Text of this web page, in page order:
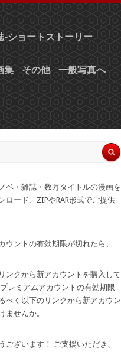
-ショートストーリー
集 その他 一般写真へ
ベ・雑誌・数万タイトルの漫画を
ロード、ZIPやRAR形式でご提供
ウントの有効期限が切れたら、
ンクから新アカウントを購入して
レミアムアカウントの有効期限
べく以下のリンクから新アカウン
ませんか。
ございます！ ご支援いただき、